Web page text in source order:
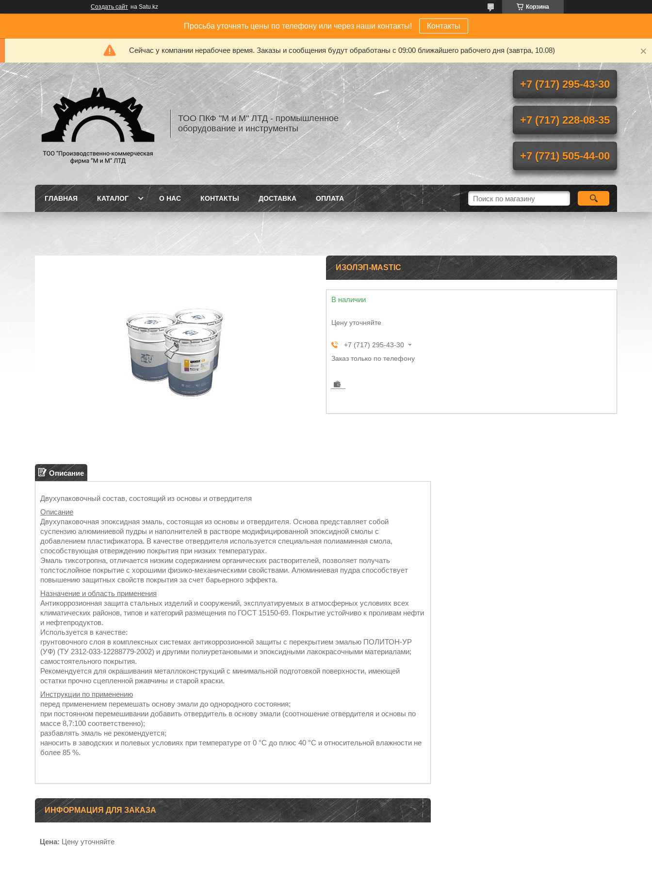
Создать сайт на Satu.kz Корзина
Просьба уточнять цены по телефону или через наши контакты! Контакты
Сейчас у компании нерабочее время. Заказы и сообщения будут обработаны с 09:00 ближайшего рабочего дня (завтра, 10.08)
ТОО ПКФ "М и М" ЛТД - промышленное
оборудование и инструменты
+7 (717) 295-43-30
+7 (717) 228-08-35
+7 (771) 505-44-00
ГЛАВНАЯ КАТАЛОГ О НАС КОНТАКТЫ ДОСТАВКА ОПЛАТА
ИЗОЛЭП-MASTIC
В наличии
Цену уточняйте
+7 (717) 295-43-30
Заказ только по телефону
Описание
Двухупаковочный состав, состоящий из основы и отвердителя
Описание
Двухупаковочная эпоксидная эмаль, состоящая из основы и отвердителя. Основа представляет собой
суспензию алюминиевой пудры и наполнителей в растворе модифицированной эпоксидной смолы с
добавлением пластификатора. В качестве отвердителя используется специальная полиаминная смола,
способствующая отверждению покрытия при низких температурах.
Эмаль тиксотропна, отличается низким содержанием органических растворителей, позволяет получать
толстослойное покрытие с хорошими физико-механическими свойствами. Алюминиевая пудра способствует
повышению защитных свойств покрытия за счет барьерного эффекта.
Назначение и область применения
Антикоррозионная защита стальных изделий и сооружений, эксплуатируемых в атмосферных условиях всех
климатических районов, типов и категорий размещения по ГОСТ 15150-69. Покрытие устойчиво к проливам нефти
и нефтепродуктов.
Используется в качестве:
грунтовочного слоя в комплексных системах антикоррозионной защиты с перекрытием эмалью ПОЛИТОН-УР
(УФ) (ТУ 2312-033-12288779-2002) и другими полиуретановыми и эпоксидными лакокрасочными материалами;
самостоятельного покрытия.
Рекомендуется для окрашивания металлоконструкций с минимальной подготовкой поверхности, имеющей
остатки прочно сцепленной ржавчины и старой краски.
Инструкции по применению
перед применением перемешать основу эмали до однородного состояния;
при постоянном перемешивании добавить отвердитель в основу эмали (соотношение отвердителя и основы по
массе 8,7:100 соответственно);
разбавлять эмаль не рекомендуется;
наносить в заводских и полевых условиях при температуре от 0 °С до плюс 40 °С и относительной влажности не
более 85 %.
ИНФОРМАЦИЯ ДЛЯ ЗАКАЗА
Цена: Цену уточняйте